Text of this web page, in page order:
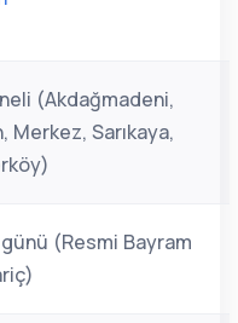
(Akdağmadeni,
Merkez, Sarıkaya,
(Resmi Bayram